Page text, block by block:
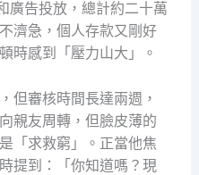
廣告投放，總計約二十萬
濟急，個人存款又剛好
時感到「壓力山大」。
但審核時間長達兩週，
親友周轉，但臉皮薄的
「求救窮」。正當他焦
提到：「你知道嗎？現